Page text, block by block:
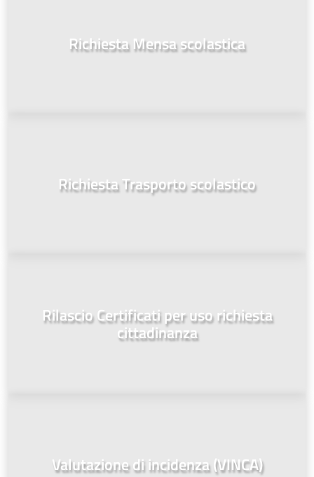
Richiesta Mensa scolastica
Richiesta Trasporto scolastico
Rilascio Certificati per uso richiesta
cittadinanza
Valutazione di incidenza (VINCA)